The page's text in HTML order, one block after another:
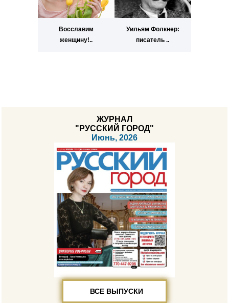
Восславим
женщину!..
Уильям Фолкнер:
писатель ..
ЖУРНАЛ
"РУССКИЙ ГОРОД"
Июнь, 2026
ВСЕ ВЫПУСКИ